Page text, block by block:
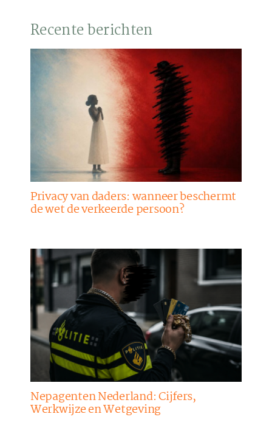
Recente berichten
Privacy van daders: wanneer beschermt
de wet de verkeerde persoon?
Nepagenten Nederland: Cijfers,
Werkwijze en Wetgeving